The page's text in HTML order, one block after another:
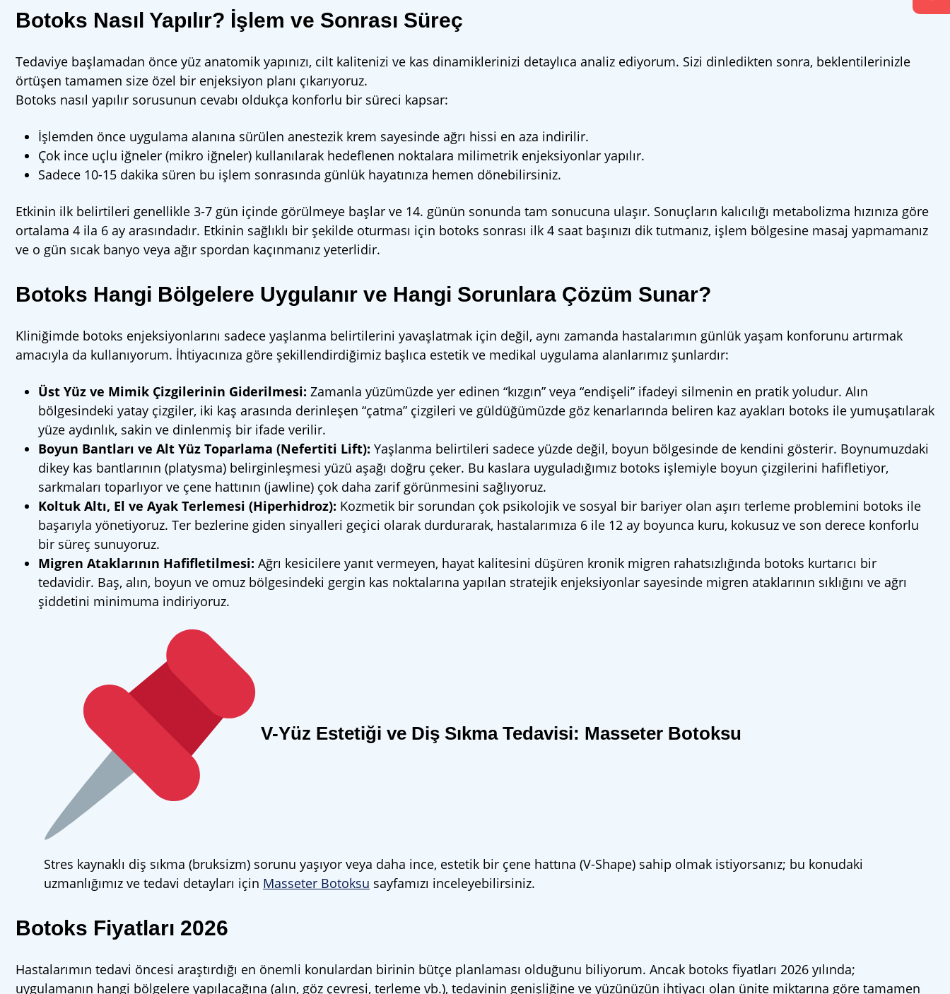
Botoks Nasıl Yapılır? İşlem ve Sonrası Süreç
Tedaviye başlamadan önce yüz anatomik yapınızı, cilt kalitenizi ve kas dinamiklerinizi detaylıca analiz ediyorum. Sizi dinledikten sonra, beklentilerinizle
örtüşen tamamen size özel bir enjeksiyon planı çıkarıyoruz.
Botoks nasıl yapılır sorusunun cevabı oldukça konforlu bir süreci kapsar:
İşlemden önce uygulama alanına sürülen anestezik krem sayesinde ağrı hissi en aza indirilir.
Çok ince uçlu iğneler (mikro iğneler) kullanılarak hedeflenen noktalara milimetrik enjeksiyonlar yapılır.
Sadece 10-15 dakika süren bu işlem sonrasında günlük hayatınıza hemen dönebilirsiniz.
Etkinin ilk belirtileri genellikle 3-7 gün içinde görülmeye başlar ve 14. günün sonunda tam sonucuna ulaşır. Sonuçların kalıcılığı metabolizma hızınıza göre
ortalama 4 ila 6 ay arasındadır. Etkinin sağlıklı bir şekilde oturması için botoks sonrası ilk 4 saat başınızı dik tutmanız, işlem bölgesine masaj yapmamanız
ve o gün sıcak banyo veya ağır spordan kaçınmanız yeterlidir.
Botoks Hangi Bölgelere Uygulanır ve Hangi Sorunlara Çözüm Sunar?
Kliniğimde botoks enjeksiyonlarını sadece yaşlanma belirtilerini yavaşlatmak için değil, aynı zamanda hastalarımın günlük yaşam konforunu artırmak
amacıyla da kullanıyorum. İhtiyacınıza göre şekillendirdiğimiz başlıca estetik ve medikal uygulama alanlarımız şunlardır:
Üst Yüz ve Mimik Çizgilerinin Giderilmesi: Zamanla yüzümüzde yer edinen “kızgın” veya “endişeli” ifadeyi silmenin en pratik yoludur. Alın
bölgesindeki yatay çizgiler, iki kaş arasında derinleşen “çatma” çizgileri ve güldüğümüzde göz kenarlarında beliren kaz ayakları botoks ile yumuşatılarak
yüze aydınlık, sakin ve dinlenmiş bir ifade verilir.
Boyun Bantları ve Alt Yüz Toparlama (Nefertiti Lift): Yaşlanma belirtileri sadece yüzde değil, boyun bölgesinde de kendini gösterir. Boynumuzdaki
dikey kas bantlarının (platysma) belirginleşmesi yüzü aşağı doğru çeker. Bu kaslara uyguladığımız botoks işlemiyle boyun çizgilerini hafifletiyor,
sarkmaları toparlıyor ve çene hattının (jawline) çok daha zarif görünmesini sağlıyoruz.
Koltuk Altı, El ve Ayak Terlemesi (Hiperhidroz): Kozmetik bir sorundan çok psikolojik ve sosyal bir bariyer olan aşırı terleme problemini botoks ile
başarıyla yönetiyoruz. Ter bezlerine giden sinyalleri geçici olarak durdurarak, hastalarımıza 6 ile 12 ay boyunca kuru, kokusuz ve son derece konforlu
bir süreç sunuyoruz.
Migren Ataklarının Hafifletilmesi: Ağrı kesicilere yanıt vermeyen, hayat kalitesini düşüren kronik migren rahatsızlığında botoks kurtarıcı bir
tedavidir. Baş, alın, boyun ve omuz bölgesindeki gergin kas noktalarına yapılan stratejik enjeksiyonlar sayesinde migren ataklarının sıklığını ve ağrı
şiddetini minimuma indiriyoruz.
V-Yüz Estetiği ve Diş Sıkma Tedavisi: Masseter Botoksu
Stres kaynaklı diş sıkma (bruksizm) sorunu yaşıyor veya daha ince, estetik bir çene hattına (V-Shape) sahip olmak istiyorsanız; bu konudaki
uzmanlığımız ve tedavi detayları için Masseter Botoksu sayfamızı inceleyebilirsiniz.
Botoks Fiyatları 2026
Hastalarımın tedavi öncesi araştırdığı en önemli konulardan birinin bütçe planlaması olduğunu biliyorum. Ancak botoks fiyatları 2026 yılında;
uygulamanın hangi bölgelere yapılacağına (alın, göz çevresi, terleme vb.), tedavinin genişliğine ve yüzünüzün ihtiyacı olan ünite miktarına göre tamamen